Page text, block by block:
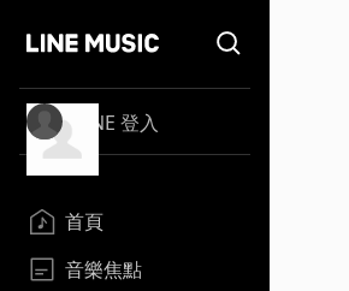
LINE 登入
首頁
音樂焦點